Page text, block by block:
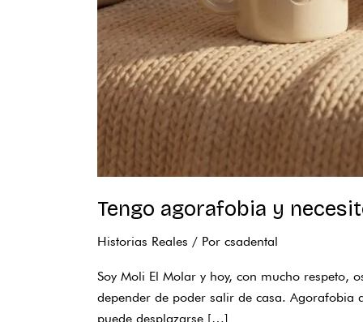
Tengo agorafobia y
Historias Reales / Por csadental
Soy Moli El Molar y hoy, con mucho respeto,
depender de poder salir de casa. Agorafobia
puede desplazarse […]